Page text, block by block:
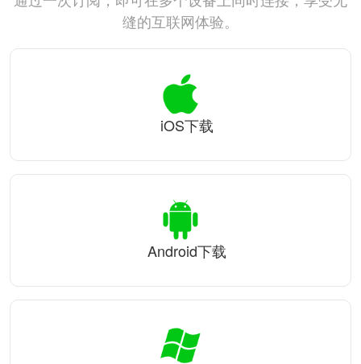
缝的互联网体验。
iOS下载
Android下载